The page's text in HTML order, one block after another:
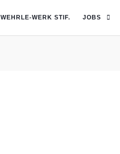
WEHRLE-WERK STIF. JOBS